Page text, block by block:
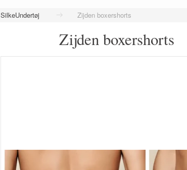
SilkeUndertøj Zijden boxershorts
Zijden boxershorts